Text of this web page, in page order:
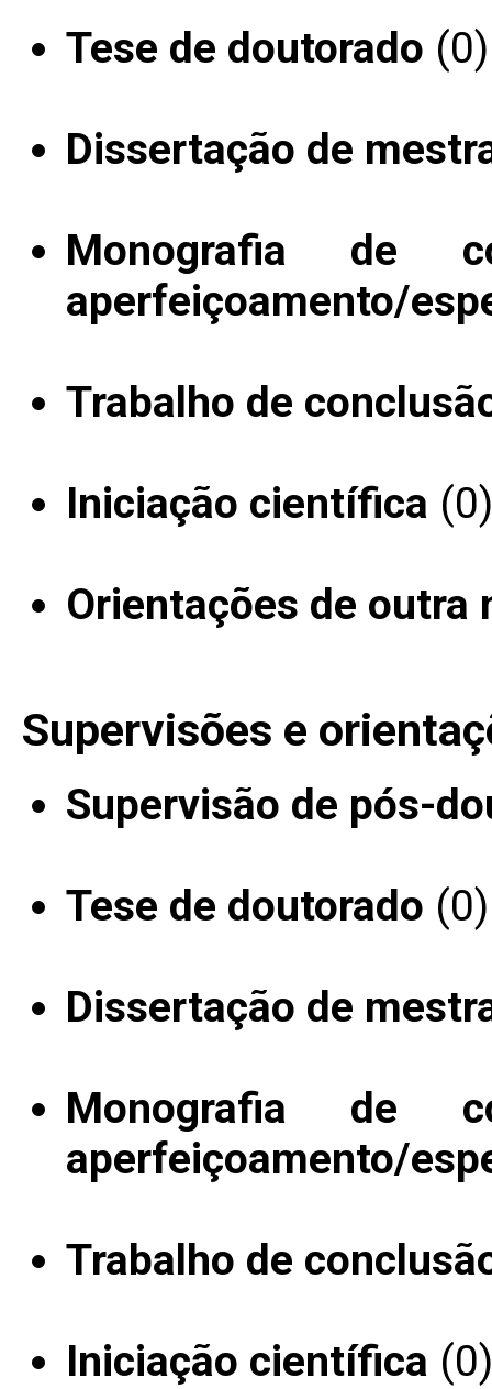
Tese de doutorado (0)
Dissertação de
Monografia de
aperfeiçoamento/
Trabalho de
Iniciação científica (0)
Orientações de outra
Supervisões e
Supervisão de pós-
Tese de doutorado (0)
Dissertação de
Monografia de
aperfeiçoamento/
Trabalho de
Iniciação científica (0)